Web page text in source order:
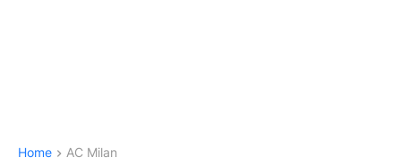
Home AC Milan